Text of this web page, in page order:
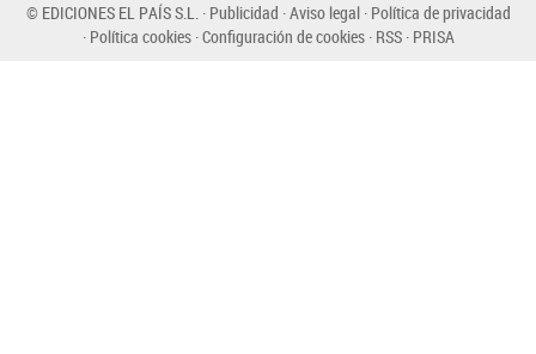
© EDICIONES EL PAÍS S.L. Publicidad Aviso legal Política de privacidad
Política cookies Configuración de cookies RSS PRISA